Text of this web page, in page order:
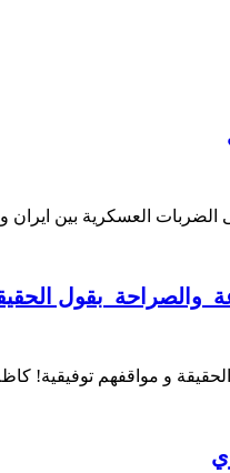
الضربات العسكرية بين
بقول
و مواقفهم توفيقية!